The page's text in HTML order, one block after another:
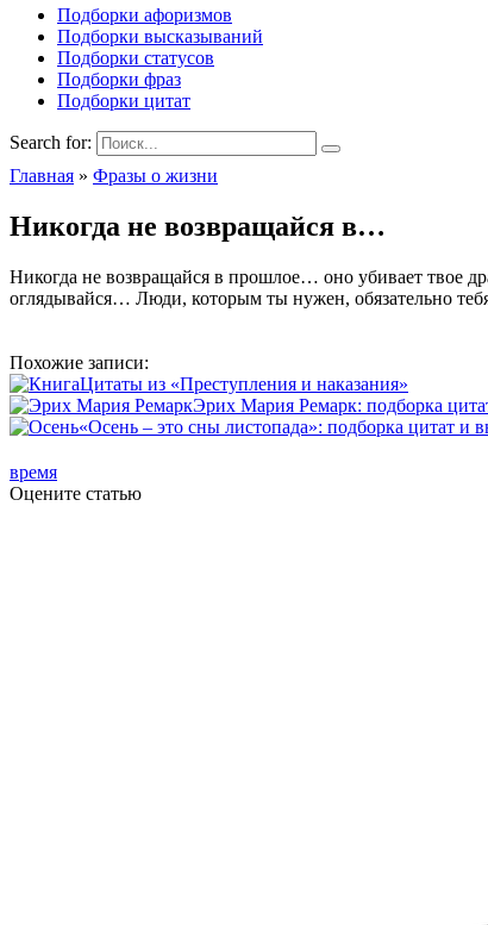
Подборки афоризмов
Подборки высказываний
Подборки статусов
Подборки фраз
Подборки цитат
Search for:
Главная » Фразы о жизни
Никогда не возвращайся в…
Никогда не возвращайся в прошлое… оно убивает твое
оглядывайся… Люди, которым ты нужен, обязательно
Похожие записи:
Цитаты из «Преступления и наказания»
Эрих Мария Ремарк: подборка
«Осень – это сны листопада»: подборка цитат и
время
Оцените статью